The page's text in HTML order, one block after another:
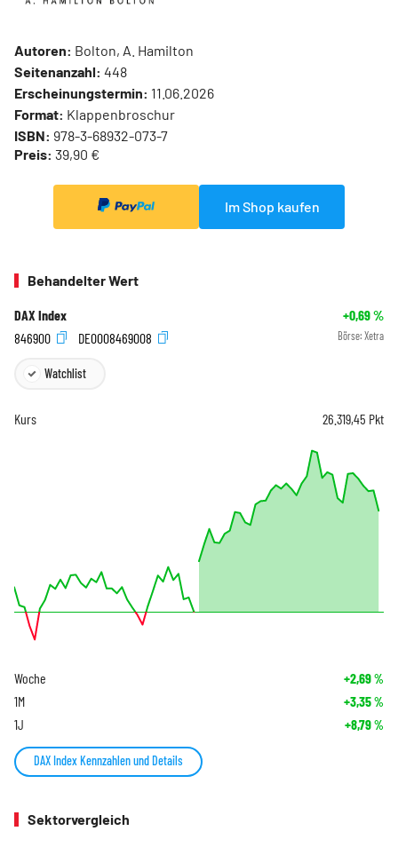
Autoren: Bolton, A. Hamilton
Seitenanzahl: 448
Erscheinungstermin: 11.06.2026
Format: Klappenbroschur
ISBN: 978-3-68932-073-7
Preis: 39,90 €
Im Shop kaufen
Behandelter Wert
DAX Index +0,69%
846900
DE0008469008 Börse: Xetra
Watchlist
Kurs 26.319,45 Pkt
Woche +2,69%
1M +3,35%
1J +8,79%
DAX Index Kennzahlen und Details
Sektorvergleich